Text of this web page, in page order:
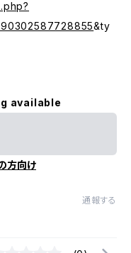
&ty
available
方向け
通報する